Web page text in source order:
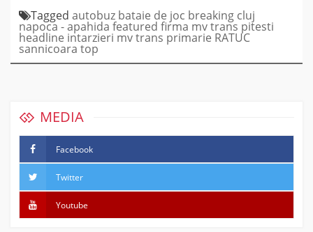
Tagged autobuz bataie de joc breaking cluj
napoca - apahida featured firma mv trans pitesti
headline intarzieri mv trans primarie RATUC
sannicoara top
MEDIA
Facebook
Twitter
Youtube